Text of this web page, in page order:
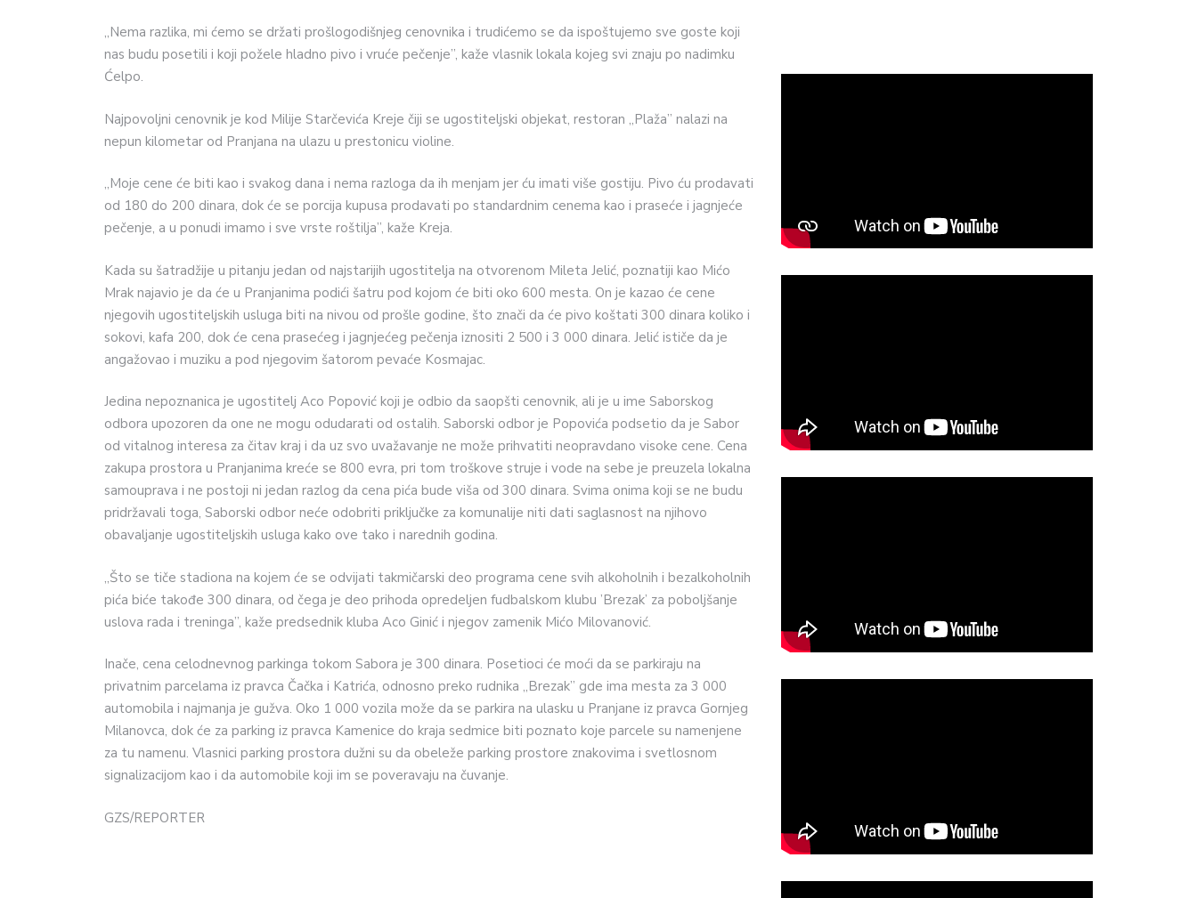
„Nema razlika, mi ćemo se držati prošlogodišnjeg cenovnika i trudićemo se da ispoštujemo sve goste koji
nas budu posetili i koji požele hladno pivo i vruće pečenje”, kaže vlasnik lokala kojeg svi znaju po nadimku
Ćelpo.
Najpovoljni cenovnik je kod Milije Starčevića Kreje čiji se ugostiteljski objekat, restoran „Plaža” nalazi na
nepun kilometar od Pranjana na ulazu u prestonicu violine.
„Moje cene će biti kao i svakog dana i nema razloga da ih menjam jer ću imati više gostiju. Pivo ću prodavati
od 180 do 200 dinara, dok će se porcija kupusa prodavati po standardnim cenema kao i praseće i jagnjeće
pečenje, a u ponudi imamo i sve vrste roštilja”, kaže Kreja.
Kada su šatradžije u pitanju jedan od najstarijih ugostitelja na otvorenom Mileta Jelić, poznatiji kao Mićo
Mrak najavio je da će u Pranjanima podići šatru pod kojom će biti oko 600 mesta. On je kazao će cene
njegovih ugostiteljskih usluga biti na nivou od prošle godine, što znači da će pivo koštati 300 dinara koliko i
sokovi, kafa 200, dok će cena prasećeg i jagnjećeg pečenja iznositi 2 500 i 3 000 dinara. Jelić ističe da je
angažovao i muziku a pod njegovim šatorom pevaće Kosmajac.
Jedina nepoznanica je ugostitelj Aco Popović koji je odbio da saopšti cenovnik, ali je u ime Saborskog
odbora upozoren da one ne mogu odudarati od ostalih. Saborski odbor je Popovića podsetio da je Sabor
od vitalnog interesa za čitav kraj i da uz svo uvažavanje ne može prihvatiti neopravdano visoke cene. Cena
zakupa prostora u Pranjanima kreće se 800 evra, pri tom troškove struje i vode na sebe je preuzela lokalna
samouprava i ne postoji ni jedan razlog da cena pića bude viša od 300 dinara. Svima onima koji se ne budu
pridržavali toga, Saborski odbor neće odobriti priključke za komunalije niti dati saglasnost na njihovo
obavaljanje ugostiteljskih usluga kako ove tako i narednih godina.
„Što se tiče stadiona na kojem će se odvijati takmičarski deo programa cene svih alkoholnih i bezalkoholnih
pića biće takođe 300 dinara, od čega je deo prihoda opredeljen fudbalskom klubu ’Brezak’ za poboljšanje
uslova rada i treninga”, kaže predsednik kluba Aco Ginić i njegov zamenik Mićo Milovanović.
Inače, cena celodnevnog parkinga tokom Sabora je 300 dinara. Posetioci će moći da se parkiraju na
privatnim parcelama iz pravca Čačka i Katrića, odnosno preko rudnika „Brezak” gde ima mesta za 3 000
automobila i najmanja je gužva. Oko 1 000 vozila može da se parkira na ulasku u Pranjane iz pravca Gornjeg
Milanovca, dok će za parking iz pravca Kamenice do kraja sedmice biti poznato koje parcele su namenjene
za tu namenu. Vlasnici parking prostora dužni su da obeleže parking prostore znakovima i svetlosnom
signalizacijom kao i da automobile koji im se poveravaju na čuvanje.
GZS/REPORTER